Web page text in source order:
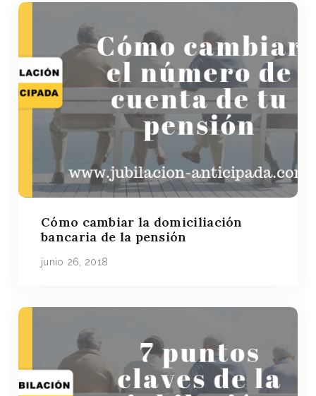
Cómo cambiar la domiciliación
bancaria de la pensión
junio 26, 2018